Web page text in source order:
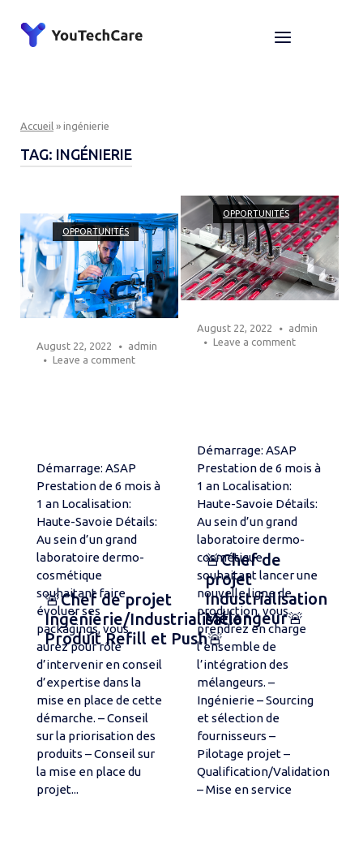
content
Home Menu
Accueil » ingénierie
TAG: INGÉNIERIE
OPPORTUNITÉS
Open post
🚨Chef de projet
Ingénierie/Industrialisation
Produit Refill et Push🚨
August 22, 2022
admin
Leave a comment
Démarrage: ASAP
Prestation de 6 mois à
1 an Localisation:
Haute-Savoie Détails:
Au sein d’un grand
laboratoire dermo-
cosmétique
souhaitant faire
évoluer ses
packagings, vous
aurez pour rôle
d’intervenir en conseil
d’expertise dans la
mise en place de cette
démarche. – Conseil
sur la priorisation des
produits – Conseil sur
la mise en place du
projet...
OPPORTUNITÉS
Open post
🚨Chef de
projet
Industrialisation
Mélangeur🚨
August 22, 2022
admin
Leave a comment
Démarrage: ASAP
Prestation de 6 mois à
1 an Localisation:
Haute-Savoie Détails:
Au sein d’un grand
laboratoire dermo-
cosmétique
souhaitant lancer une
nouvelle ligne de
production, vous
prendrez en charge
l’ensemble de
l’intégration des
mélangeurs. –
Ingénierie – Sourcing
et sélection de
fournisseurs –
Pilotage projet –
Qualification/Validation
– Mise en service